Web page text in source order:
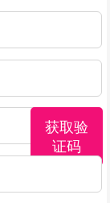
获取验
证码